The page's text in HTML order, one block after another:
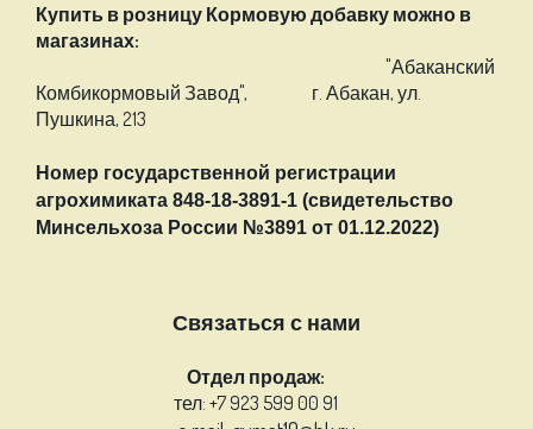
Купить в розницу Кормовую добавку можно в
магазинах:
"Абаканский
Комбикормовый Завод", г. Абакан, ул.
Пушкина, 213
Номер государственной регистрации
агрохимиката 848-18-3891-1 (свидетельство
Минсельхоза России №3891 от 01.12.2022)
Связаться с нами
Отдел продаж:
тел: +7 923 599 00 91